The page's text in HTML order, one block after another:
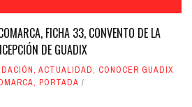
FICHA 33, CONVENTO DE LA
DE GUADIX
, ACTUALIDAD, CONOCER GUADIX
, PORTADA